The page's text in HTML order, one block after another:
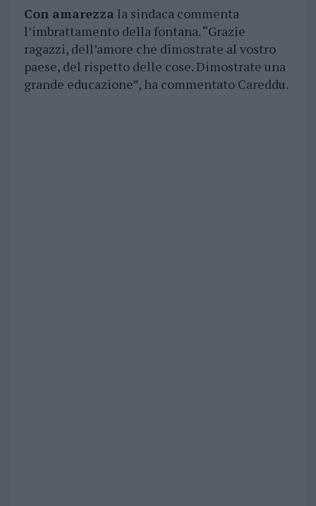
Con amarezza la sindaca commenta
l’imbrattamento della fontana. “Grazie
ragazzi, dell’amore che dimostrate al vostro
paese, del rispetto delle cose. Dimostrate una
grande educazione”, ha commentato Careddu.